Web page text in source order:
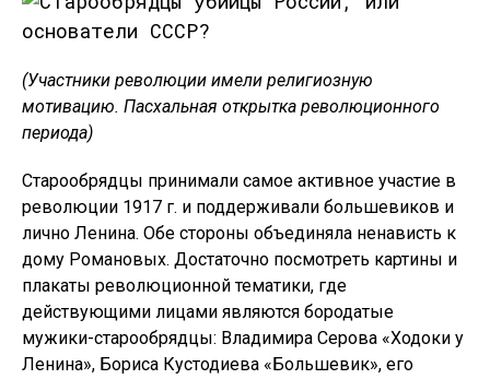
(Участники революции имели религиозную
мотивацию. Пасхальная открытка революционного
периода)
Старообрядцы принимали самое активное участие в
революции 1917 г. и поддерживали большевиков и
лично Ленина. Обе стороны объединяла ненависть к
дому Романовых. Достаточно посмотреть картины и
плакаты революционной тематики, где
действующими лицами являются бородатые
мужики-старообрядцы: Владимира Серова «Ходоки у
Ленина», Бориса Кустодиева «Большевик», его